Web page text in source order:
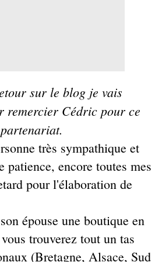
sur le blog je vais
remercier Cédric pour ce
partenariat.
très sympathique et
patience, encore toutes mes
pour l'élaboration de
épouse une boutique en
trouverez tout un tas
(Bretagne, Alsace, Sud